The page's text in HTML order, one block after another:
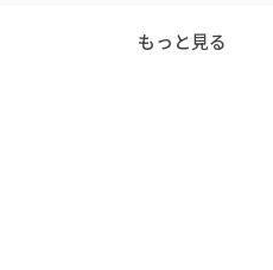
もっと見る